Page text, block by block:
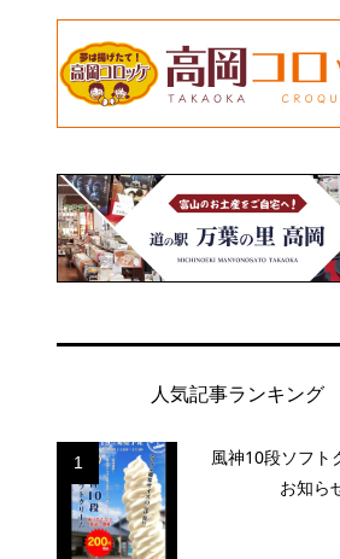
人気記事ランキング
1
風神10段ソフト
お知ら